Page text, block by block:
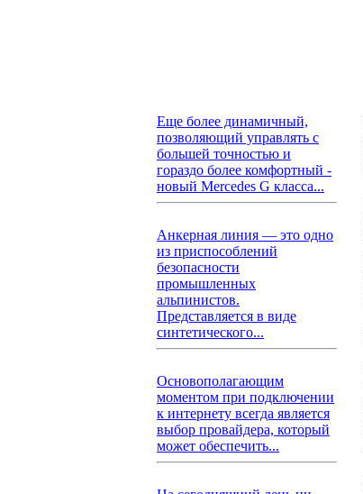
Еще более динамичный,
позволяющий управлять с
большей точностью и
гораздо более комфортный -
новый Mercedes G класса...
Анкерная линия — это одно
из приспособлений
безопасности
промышленных
альпинистов.
Представляется в виде
синтетического...
Основополагающим
моментом при подключении
к интернету всегда является
выбор провайдера, который
может обеспечить...